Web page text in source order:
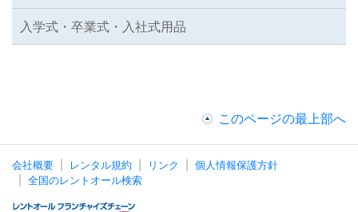
入学式・卒業式・入社式用品
このページの最上部へ
会社概要 レンタル規約 リンク
個人情報保護方針
全国のレントオール検索